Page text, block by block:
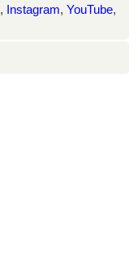
, Instagram, YouTube,